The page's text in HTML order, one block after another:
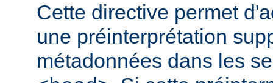
Cette directive permet
une préinterprétation
métadonnées dans les